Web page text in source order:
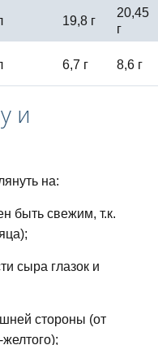
19,8 г
20,45
г
6,7 г 8,6 г
и
на:
быть свежим, т.к.
сыра глазок и
стороны (от